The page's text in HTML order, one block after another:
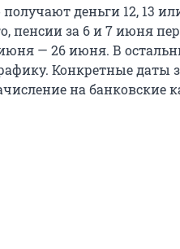
деньги 12, 13
пенсии за 6 и 7 июня
— 26 июня. В
Конкретные даты
на банковские